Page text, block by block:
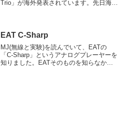
Trio」が海外発表されています。先日海外
EAT C-Sharp
MJ(無線と実験)を読んでいて、EATの
「C-Sharp」というアナログプレーヤーを
知りました。EATそのものを知らなかっ